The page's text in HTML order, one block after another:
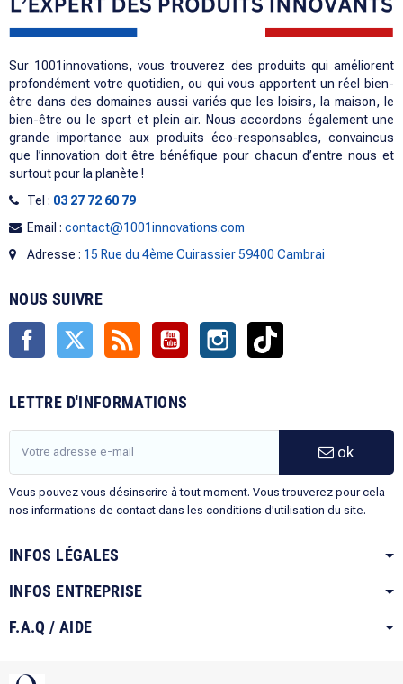
Sur 1001innovations, vous trouverez des produits qui améliorent
profondément votre quotidien, ou qui vous apportent un réel bien-
être dans des domaines aussi variés que les loisirs, la maison, le
bien-être ou le sport et plein air. Nous accordons également une
grande importance aux produits éco-responsables, convaincus
que l’innovation doit être bénéfique pour chacun d’entre nous et
surtout pour la planète !
Tel : 03 27 72 60 79
Email : contact@1001innovations.com
Adresse : 15 Rue du 4ème Cuirassier 59400 Cambrai
NOUS SUIVRE
Facebook Twitter Rss YouTube Instagram
LETTRE D'INFORMATIONS
ok
Vous pouvez vous désinscrire à tout moment. Vous trouverez pour cela
nos informations de contact dans les conditions d'utilisation du site.
INFOS LÉGALES
INFOS ENTREPRISE
F.A.Q / AIDE